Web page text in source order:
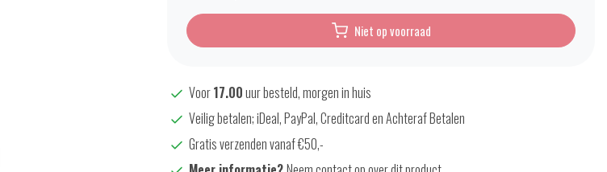
Niet op voorraad
Voor17.00uur besteld, morgen in huis
Veilig betalen; iDeal, PayPal, Creditcard en Achteraf Betalen
Gratis verzenden vanaf €50,-